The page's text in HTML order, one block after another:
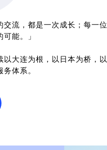
交流，都是一次成长；每一
能。」
以大连为根，以日本为桥，
体系。